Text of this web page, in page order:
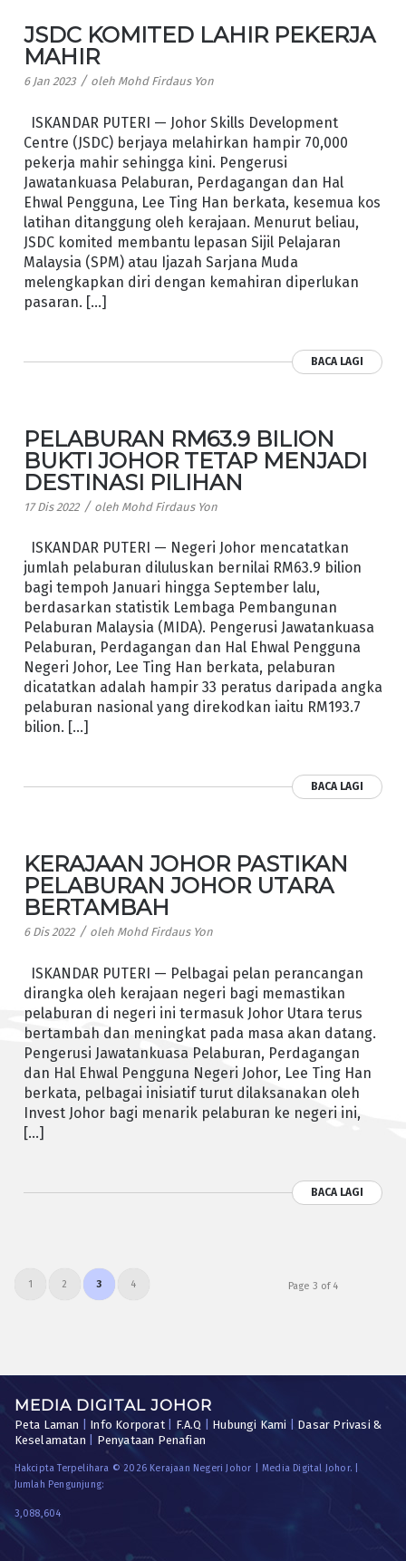
JSDC KOMITED LAHIR PEKERJA
MAHIR
6 Jan 2023 / oleh Mohd Firdaus Yon
ISKANDAR PUTERI — Johor Skills Development
Centre (JSDC) berjaya melahirkan hampir 70,000
pekerja mahir sehingga kini. Pengerusi
Jawatankuasa Pelaburan, Perdagangan dan Hal
Ehwal Pengguna, Lee Ting Han berkata, kesemua kos
latihan ditanggung oleh kerajaan. Menurut beliau,
JSDC komited membantu lepasan Sijil Pelajaran
Malaysia (SPM) atau Ijazah Sarjana Muda
melengkapkan diri dengan kemahiran diperlukan
pasaran. […]
BACA LAGI
PELABURAN RM63.9 BILION
BUKTI JOHOR TETAP MENJADI
DESTINASI PILIHAN
17 Dis 2022 / oleh Mohd Firdaus Yon
ISKANDAR PUTERI — Negeri Johor mencatatkan
jumlah pelaburan diluluskan bernilai RM63.9 bilion
bagi tempoh Januari hingga September lalu,
berdasarkan statistik Lembaga Pembangunan
Pelaburan Malaysia (MIDA). Pengerusi Jawatankuasa
Pelaburan, Perdagangan dan Hal Ehwal Pengguna
Negeri Johor, Lee Ting Han berkata, pelaburan
dicatatkan adalah hampir 33 peratus daripada angka
pelaburan nasional yang direkodkan iaitu RM193.7
bilion. […]
BACA LAGI
KERAJAAN JOHOR PASTIKAN
PELABURAN JOHOR UTARA
BERTAMBAH
6 Dis 2022 / oleh Mohd Firdaus Yon
ISKANDAR PUTERI — Pelbagai pelan perancangan
dirangka oleh kerajaan negeri bagi memastikan
pelaburan di negeri ini termasuk Johor Utara terus
bertambah dan meningkat pada masa akan datang.
Pengerusi Jawatankuasa Pelaburan, Perdagangan
dan Hal Ehwal Pengguna Negeri Johor, Lee Ting Han
berkata, pelbagai inisiatif turut dilaksanakan oleh
Invest Johor bagi menarik pelaburan ke negeri ini,
[…]
BACA LAGI
Page 3 of 4
1 2 3 4
MEDIA DIGITAL JOHOR
Peta Laman Info Korporat| F.A.Q Hubungi Kami
Dasar Privasi &
Keselamatan
Penyataan Penafian
Hakcipta Terpelihara © 2026 Kerajaan Negeri Johor | Media Digital Johor. |
Jumlah Pengunjung:
3,088,604